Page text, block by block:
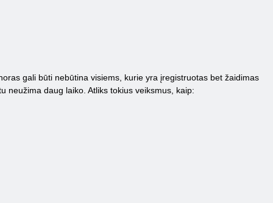
gali būti nebūtina visiems, kurie yra įregistruotas bet žaidimas
neužima daug laiko. Atliks tokius veiksmus, kaip: